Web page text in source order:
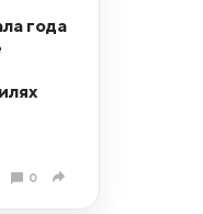
года
0